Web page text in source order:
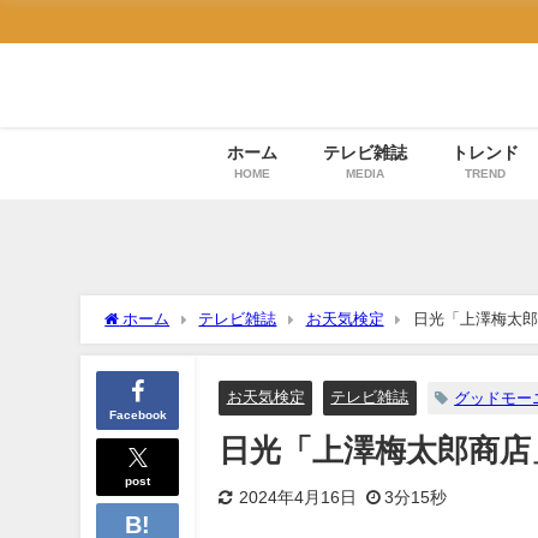
ホーム
HOME
テレビ雑誌
MEDIA
トレンド
TREND
ホーム テレビ雑誌 お天気検定 日光「上澤梅太
Facebook
post
お天気検定 テレビ雑誌 グッドモー
日光「上澤梅太郎商
2024年4月16日 3分15秒